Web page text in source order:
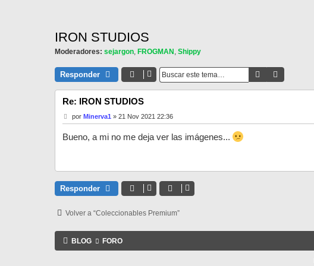
IRON STUDIOS
Moderadores: sejargon, FROGMAN , Shippy
Responder Buscar
Re: IRON STUDIOS
M
e
s
por Minerva1 » 21 Nov 2021 22:36
Bueno, a mi no me deja ver las imágenes...
Responder
Volver a “Coleccionables Premium”
BLOG FORO